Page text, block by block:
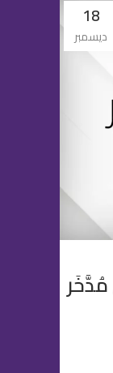
18
ديسمبر